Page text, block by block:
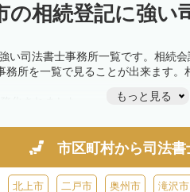
の相続登記に強い
い司法書士事務所一覧です。相続
務所を一覧で見ることが出来ます
象となるため注意しましょう。
、司法書士に依頼すれば手間を省
法書士への相談も可能です。
もっと見る
市区町村から司法書
北上市 二戸市 奥州市 滝沢市